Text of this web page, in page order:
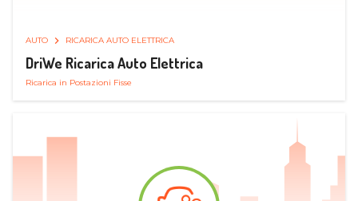
AUTO RICARICA AUTO ELETTRICA
DriWe Ricarica Auto Elettrica
Ricarica in Postazioni Fisse